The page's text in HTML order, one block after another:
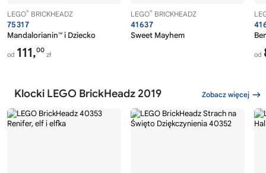
LEGO® BRICKHEADZ
75317
Mandalorianin™ i Dziecko
od 111,00
zł
LEGO® BRICKHEADZ
41637
Sweet Mayhem
od
Klocki LEGO BrickHeadz 2019 Zobacz więcej